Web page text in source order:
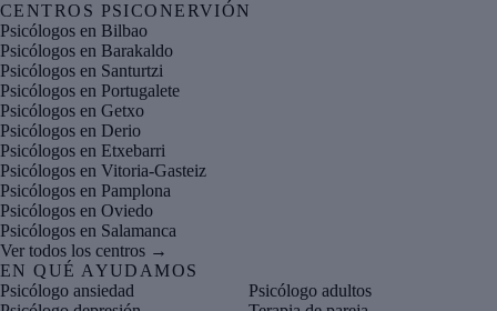
CENTROS PSICONERVIÓN
Psicólogos en Bilbao
Psicólogos en Barakaldo
Psicólogos en Santurtzi
Psicólogos en Portugalete
Psicólogos en Getxo
Psicólogos en Derio
Psicólogos en Etxebarri
Psicólogos en Vitoria-Gasteiz
Psicólogos en Pamplona
Psicólogos en Oviedo
Psicólogos en Salamanca
Ver todos los centros →
EN QUÉ AYUDAMOS
Psicólogo ansiedad
Psicólogo adultos